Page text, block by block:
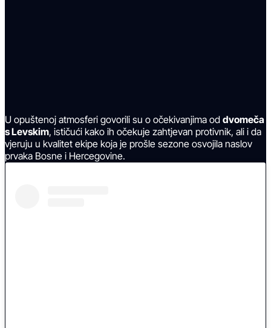
U opuštenoj atmosferi govorili su o očekivanjima od dvomeča
s Levskim, ističući kako ih očekuje zahtjevan protivnik, ali i da
vjeruju u kvalitet ekipe koja je prošle sezone osvojila naslov
prvaka Bosne i Hercegovine.